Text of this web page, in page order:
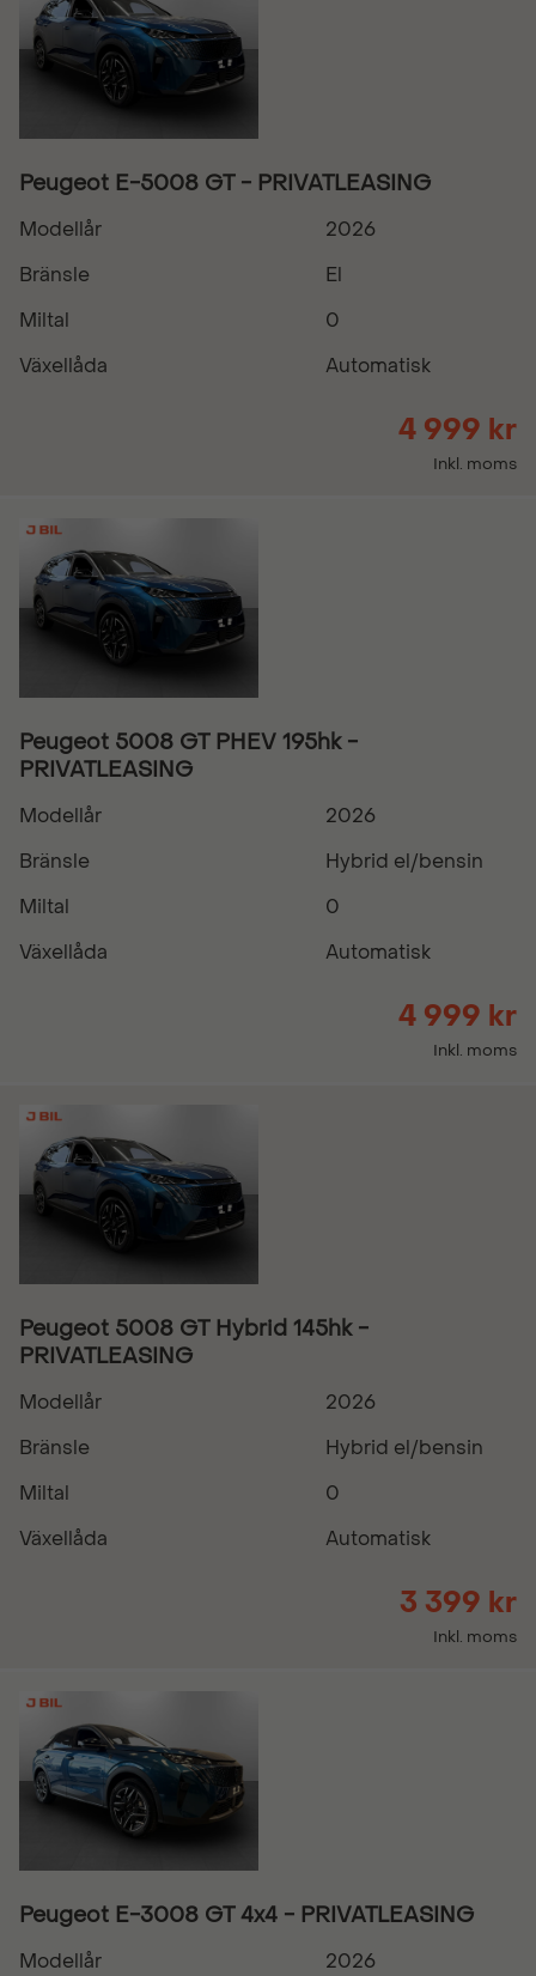
Peugeot E-5008 GT - PRIVATLEASING
Modellår
2026
Bränsle
El
Miltal
0
Växellåda
Automatisk
4 999 kr
Inkl. moms
Peugeot 5008 GT PHEV 195hk -
PRIVATLEASING
Modellår
2026
Bränsle
Hybrid el/bensin
Miltal
0
Växellåda
Automatisk
4 999 kr
Inkl. moms
Peugeot 5008 GT Hybrid 145hk -
PRIVATLEASING
Modellår
2026
Bränsle
Hybrid el/bensin
Miltal
0
Växellåda
Automatisk
3 399 kr
Inkl. moms
Peugeot E-3008 GT 4x4 - PRIVATLEASING
Modellår
2026